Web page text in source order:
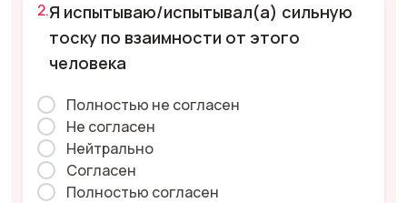
Я испытываю/испытывал(а) сильную
тоску по взаимности от этого
человека
Полностью не согласен
Не согласен
Нейтрально
Согласен
Полностью согласен